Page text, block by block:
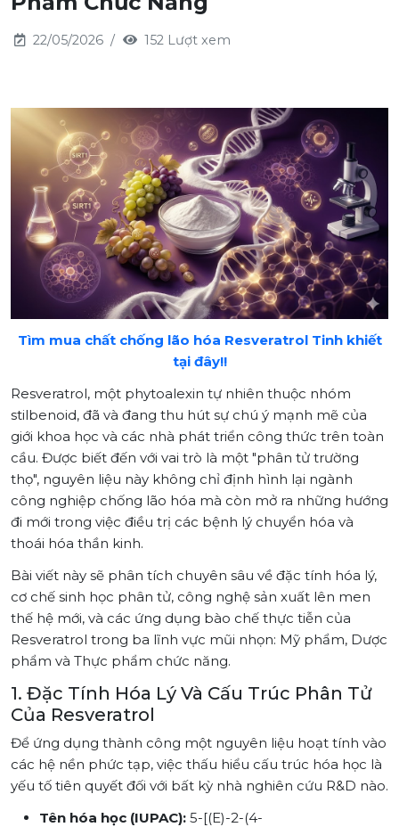
22/05/2026 152 Lượt xem
Tìm mua chất chống lão hóa Resveratrol Tinh khiết
tại đây!!
Resveratrol, một phytoalexin tự nhiên thuộc nhóm
stilbenoid, đã và đang thu hút sự chú ý mạnh mẽ của
giới khoa học và các nhà phát triển công thức trên toàn
cầu. Được biết đến với vai trò là một "phân tử trường
thọ", nguyên liệu này không chỉ định hình lại ngành
công nghiệp chống lão hóa mà còn mở ra những hướng
đi mới trong việc điều trị các bệnh lý chuyển hóa và
thoái hóa thần kinh.
Bài viết này sẽ phân tích chuyên sâu về đặc tính hóa lý,
cơ chế sinh học phân tử, công nghệ sản xuất lên men
thế hệ mới, và các ứng dụng bào chế thực tiễn của
Resveratrol trong ba lĩnh vực mũi nhọn: Mỹ phẩm, Dược
phẩm và Thực phẩm chức năng.
1. Đặc Tính Hóa Lý Và Cấu Trúc Phân Tử
Của Resveratrol
Để ứng dụng thành công một nguyên liệu hoạt tính vào
các hệ nền phức tạp, việc thấu hiểu cấu trúc hóa học là
yếu tố tiên quyết đối với bất kỳ nhà nghiên cứu R&D nào.
Tên hóa học (IUPAC): 5-[(E)-2-(4-